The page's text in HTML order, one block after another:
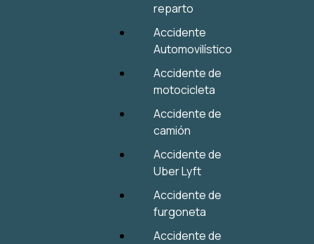
reparto
Accidente
Automovilístico
Accidente de
motocicleta
Accidente de
camión
Accidente de
Uber Lyft
Accidente de
furgoneta
Accidente de